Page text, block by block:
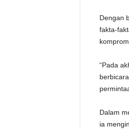
Dengan
fakta-
“Pada
Dalam
ia